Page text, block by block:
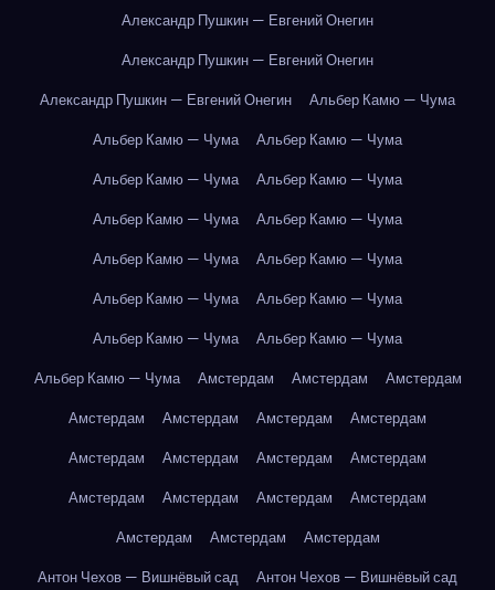
Александр Пушкин — Евгений Онегин
Александр Пушкин — Евгений Онегин
Александр Пушкин — Евгений Онегин
Альбер Камю — Чума
Альбер Камю — Чума
Альбер Камю — Чума
Альбер Камю — Чума
Альбер Камю — Чума
Альбер Камю — Чума
Альбер Камю — Чума
Альбер Камю — Чума
Альбер Камю — Чума
Альбер Камю — Чума
Альбер Камю — Чума
Альбер Камю — Чума
Альбер Камю — Чума
Альбер Камю — Чума
Амстердам Амстердам
Амстердам
Амстердам
Амстердам Амстердам
Амстердам
Амстердам
Амстердам Амстердам
Амстердам
Амстердам
Амстердам Амстердам
Амстердам
Амстердам
Амстердам
Амстердам
Антон Чехов — Вишнёвый сад
Антон Чехов — Вишнёвый сад